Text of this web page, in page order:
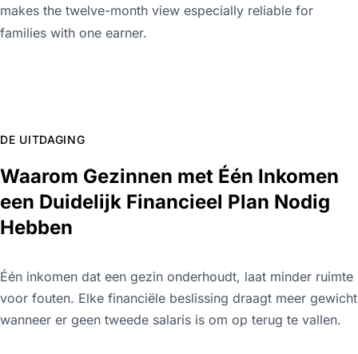
makes the twelve-month view especially reliable for
families with one earner.
DE UITDAGING
Waarom Gezinnen met Één Inkomen
een Duidelijk Financieel Plan Nodig
Hebben
Één inkomen dat een gezin onderhoudt, laat minder ruimte
voor fouten. Elke financiële beslissing draagt meer gewicht
wanneer er geen tweede salaris is om op terug te vallen.